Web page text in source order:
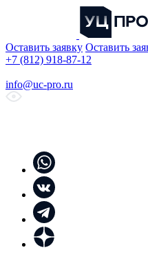
Оставить заявку Оставить
+7 (812) 918-87-12
info@uc-pro.ru